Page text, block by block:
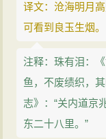
译文：沧海明月
可看到良玉生烟。
注释：珠有泪：
鱼，不废绩织，
志》：“关内道京
东二十八里。”